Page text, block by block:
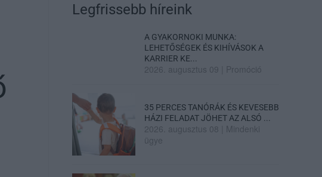
Legfrissebb híreink
A GYAKORNOKI MUNKA:
LEHETŐSÉGEK ÉS KIHÍVÁSOK A
KARRIER KE...
2026. augusztus 09 Promóció
35 PERCES TANÓRÁK ÉS KEVESEBB
HÁZI FELADAT JÖHET AZ ALSÓ ...
2026. augusztus 08
Mindenki
ügye